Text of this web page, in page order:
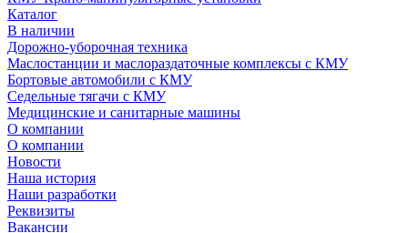
Каталог
В наличии
Дорожно-уборочная техника
Маслостанции и маслораздаточные комплексы с КМУ
Бортовые автомобили с КМУ
Седельные тягачи с КМУ
Медицинские и санитарные машины
О компании
О компании
Новости
Наша история
Наши разработки
Реквизиты
Вакансии